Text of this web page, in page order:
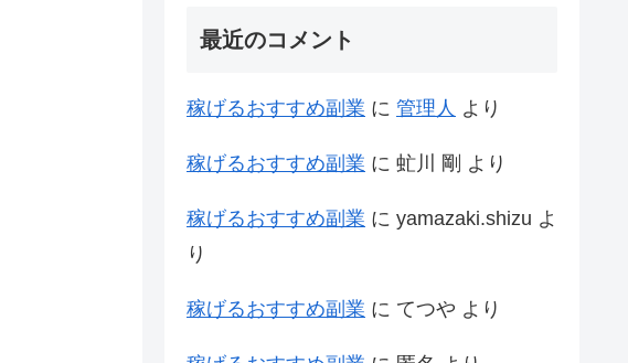
最近のコメント
稼げるおすすめ副業 に 管理人 より
稼げるおすすめ副業 に 虻川 剛 より
稼げるおすすめ副業 に yamazaki.shizu よ
り
稼げるおすすめ副業 に てつや より